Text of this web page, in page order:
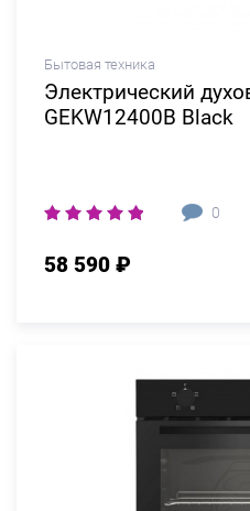
Бытовая техника
Электрический
GEKW12400B Black
0
58 590 ₽